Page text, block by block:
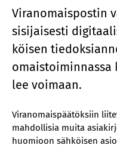
Vi­ran­omais­pos­tin
si­si­jai­ses­ti
köi­sen
lee voi­maan.
Viranomaispäätöksiin
mahdollisia muita
huomioon sähköisen